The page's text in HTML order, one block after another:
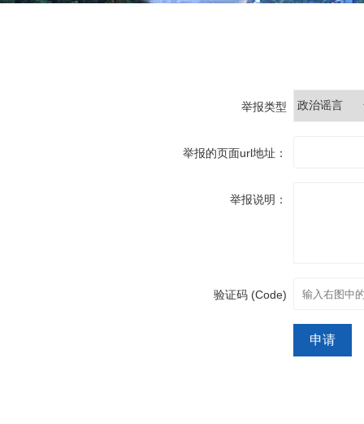
举报类型
举报的页面url地址：
举报说明：
验证码 (Code)
申请